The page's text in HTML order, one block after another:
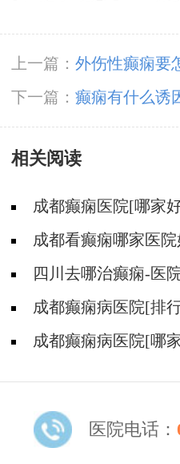
上一篇： 外伤性癫痫要
下一篇： 癫痫有什么诱
相关阅读
成都癫痫医院[哪家
好?成都看癫痫哪家医
冬后癫痫病人应多注意
四川去哪治癫痫-医
哪儿能有效治疗癫痫?
成都癫痫病医院[排
吗
成都癫痫病医院[哪
医院电话：